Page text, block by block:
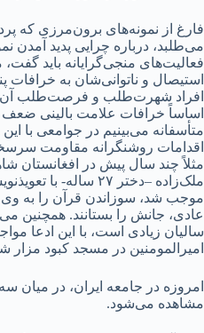
فارغ از نمونه‌های برون‌مرزی که
می‌طلبد، درباره چرایی پدید آمدن
فعالیت‌های منجی‌گرایانه باید گفت،
استیصال و ناتوانی‌شان به خرافات
افراد شهرت‌طلب و فرصت‌طلب آن
اساساً خرافات علامت بالینی
متأسفانه می‌بینیم در جوامعی با
اقدامات روشنگرانه مقاومت‌
مثلاً چند سال پیش در افغانستان
ملک‌زاده –دختر ۲۷ ساله-
موجب شد، سوزاندن قرآن را به وی
عادی، جانش را بستانند. همچنین
سالیان زیادی است، با این ادعا
امیرالمومنین در مسجد کبود
امروزه در جامعه ایران، در میان
مشاهده می‌شود.